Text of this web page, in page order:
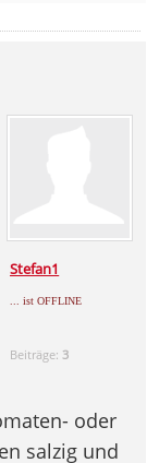
Stefan1
... ist OFFLINE
Beiträge: 3
oder
salzig und